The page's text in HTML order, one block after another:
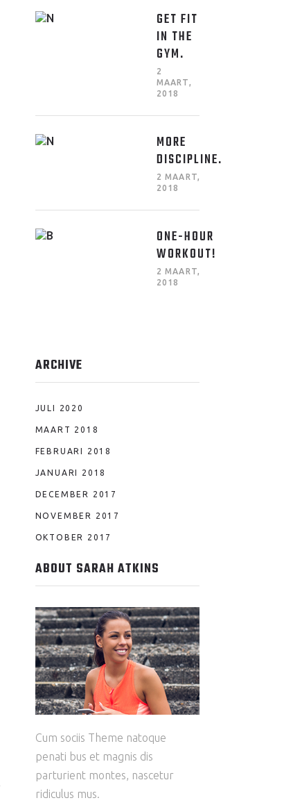
GET FIT
IN THE
GYM.
2
MAART,
2018
MORE
DISCIPLINE.
2 MAART,
2018
ONE-HOUR
WORKOUT!
2 MAART,
2018
ARCHIVE
JULI 2020
MAART 2018
FEBRUARI 2018
JANUARI 2018
DECEMBER 2017
NOVEMBER 2017
OKTOBER 2017
ABOUT SARAH ATKINS
Cum sociis Theme natoque
penati bus et magnis dis
parturient montes, nascetur
ridiculus mus.